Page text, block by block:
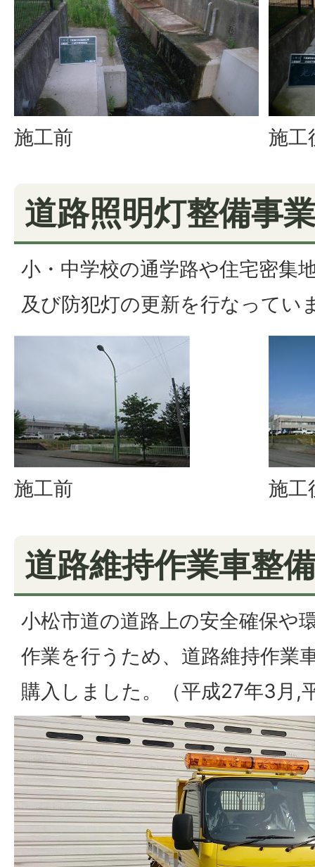
施工前 施工
道路照明灯整備事業
小・中学校の通学路や住宅密集
及び防犯灯の更新を行なってい
施工前 施工
道路維持作業車整
小松市道の道路上の安全確保や
作業を行うため、道路維持作業
購入しました。（平成27年3月,